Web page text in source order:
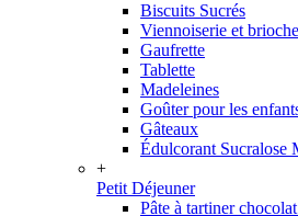
Biscuits Sucrés
Viennoiserie et brioche
Gaufrette
Tablette
Madeleines
Goûter pour les
Gâteaux
Édulcorant Sucralose
+
Petit Déjeuner
Pâte à tartiner